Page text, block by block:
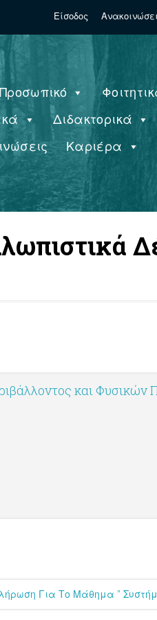
Είσοδος
Διδακτορικά
Καριέρα
και Φυσικών
Για Το Μάθημα ”